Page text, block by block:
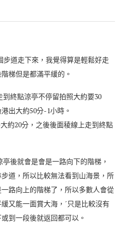
步道走下來，我覺得算是輕鬆好走
梯但是都滿平緩的。
到終點涼亭不停留拍照大約要30
出大約50分-1小時。
約20分，之後後面稜線上走到終點
後就會是會是一路向下的階梯，
道，所以比較無法看到山海景，所
路向上的階梯了，所以多數人會從
又能一面賞大海，ˊ只是比較沒有
到一段後就返回都可以。